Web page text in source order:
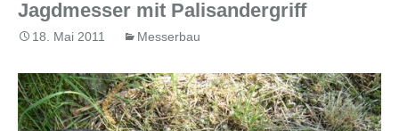
Jagdmesser mit Palisandergriff
18. Mai 2011 Messerbau